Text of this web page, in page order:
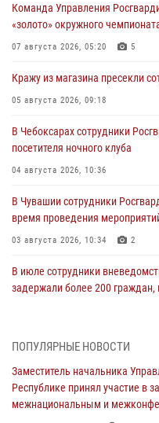
Команда Управления
«золото» окружного
07 августа 2026, 05:20 5
Кражу из магазина пресекли
05 августа 2026, 09:18
В Чебоксарах сотрудники
посетителя ночного клуба
04 августа 2026, 10:36
В Чувашии сотрудники
время проведения
03 августа 2026, 10:34 2
В июле сотрудники
задержали более 200
мировой войне 1914-1918 годов
01 августа 2026, 07:19
ПОПУЛЯРНЫЕ НОВОСТИ
Заместитель начальника
Республике принял участие в
межнациональным и